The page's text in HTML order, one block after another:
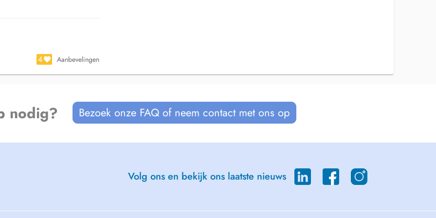
de souffrance et de
vers les autres.
leviers de transformation,
à la psychopratique trois
d'une fatigue profonde, d'un
même.
corps complet)
:
4 Aanbevelingen
nodig? Bezoek onze FAQ of neem contact met ons op
Volg ons en bekijk ons laatste nieuws